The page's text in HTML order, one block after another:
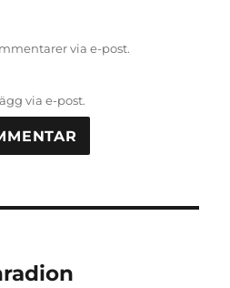
via e-post.
via e-post.